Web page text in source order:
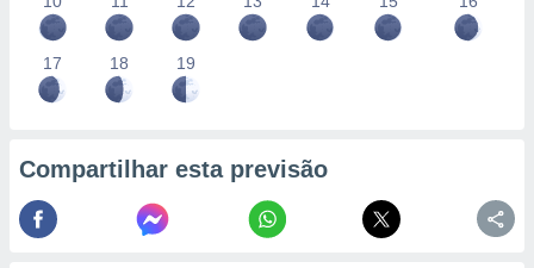
17 18 19
Compartilhar esta previsão